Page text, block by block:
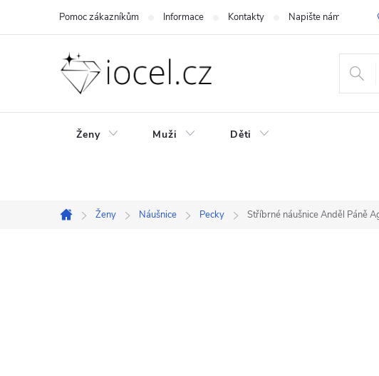
Pomoc zákazníkům Informace Kontakty Napište nám
Ženy Muži Děti
Domů
Ženy Náušnice Pecky Stříbrné náušnice Anděl Páně